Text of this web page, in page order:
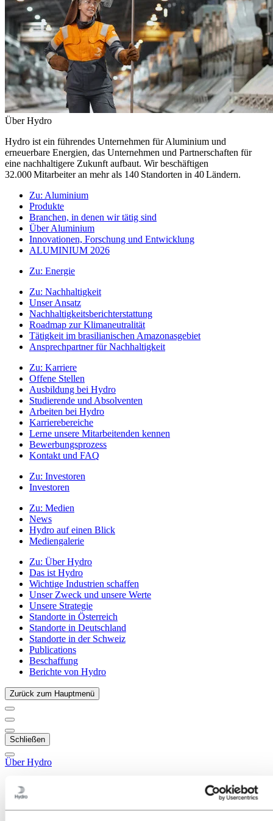
Über Hydro
Hydro ist ein führendes Unternehmen für Aluminium und
erneuerbare Energien, das Unternehmen und Partnerschaften für
eine nachhaltigere Zukunft aufbaut. Wir beschäftigen
32.000 Mitarbeiter an mehr als 140 Standorten in 40 Ländern.
Zu: Aluminium
Produkte
Branchen, in denen wir tätig sind
Über Aluminium
Innovationen, Forschung und Entwicklung
ALUMINIUM 2026
Zu: Energie
Zu: Nachhaltigkeit
Unser Ansatz
Nachhaltigkeitsberichterstattung
Roadmap zur Klimaneutralität
Tätigkeit im brasilianischen Amazonasgebiet
Ansprechpartner für Nachhaltigkeit
Zu: Karriere
Offene Stellen
Ausbildung bei Hydro
Studierende und Absolventen
Arbeiten bei Hydro
Karrierebereiche
Lerne unsere Mitarbeitenden kennen
Bewerbungsprozess
Kontakt und FAQ
Zu: Investoren
Investoren
Zu: Medien
News
Hydro auf einen Blick
Mediengalerie
Zu: Über Hydro
Das ist Hydro
Wichtige Industrien schaffen
Unser Zweck und unsere Werte
Unsere Strategie
Standorte in Österreich
Standorte in Deutschland
Standorte in der Schweiz
Publications
Beschaffung
Berichte von Hydro
Zurück zum Hauptmenü
Schließen
Über Hydro